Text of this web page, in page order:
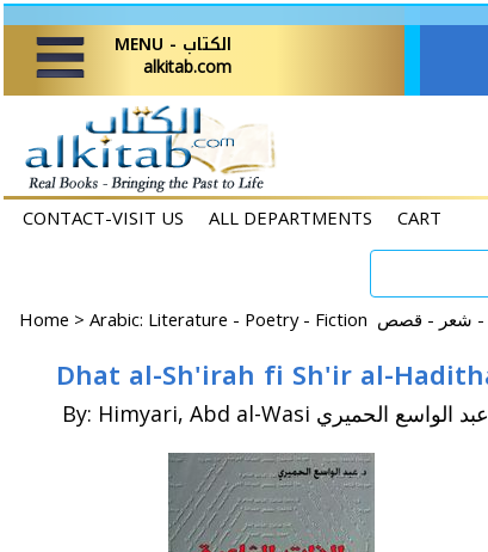
MENU - الكتاب
alkitab.com
CONTACT-VISIT US ALL DEPARTMENTS CART
Home >
By: Himyari, Abd al-Wasi عبد الواسع الحميري